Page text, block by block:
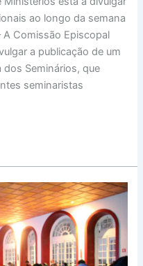
ao longo da semana
Comissão Episcopal
a publicação de um
Seminários, que
seminaristas